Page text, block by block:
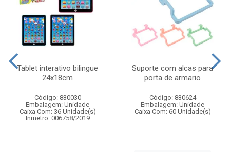
Tablet interativo bilingue
24x18cm
Código: 830030
Embalagem: Unidade
Caixa Com: 36 Unidade(s)
Inmetro: 006758/2019
Suporte com alcas para
porta de armario
Código: 830624
Embalagem: Unidade
Caixa Com: 60 Unidade(s)